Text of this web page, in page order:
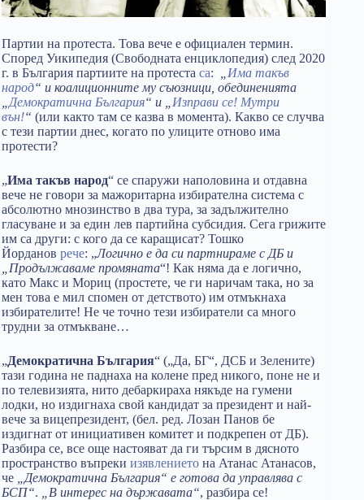
Партии на протеста. Това вече е официален термин.
Според Уикипедия (Свободната енциклопедия) след 2020
г. в България партиите на протеста са:
Има такъв
народ“ и коалиционните му съюзници, обединенията
Демократична България“ и „ Изправи се! Мутри
вън!“ (или както там се казва в момента). Какво се случва
с тези партии днес, когато по улиците отново има
протести?
„Има такъв народ“ се спаружи наполовина и отдавна
вече не говори за мажоритарна избирателна система с
абсолютно мнозинство в два тура, за задължително
гласуване и за един лев партийна субсидия. Сега грижите
им са други: с кого да се каращисат? Тошко
Йорданов рече: „Логично е да си партнираме с ДБ и
„Продължаваме промяната“! Как няма да е логично,
като Макс и Мориц (простете, че ги наричам така, но за
мен това е мил спомен от детството) им отмъкнаха
избирателите! Не че точно тези избиратели са много
трудни за отмъкване…
„Демократична България“ („Да, БГ“, ДСБ и Зелените)
тази година не паднаха на колене пред никого, поне не и
по телевизията, нито дебаркираха някъде на гумени
лодки, но издигнаха свой кандидат за президент и най-
вече за вицепрезидент, (бел. ред. Лозан Панов бе
издигнат от инициативен комитет и подкрепен от ДБ).
Разбира се, все още настояват да ги търсим в дясното
пространство въпреки изявлението на Атанас Атанасов,
че
„Демократична България“ е готова да управлява с
БСП“. „В интерес на държавата“, разбира се!